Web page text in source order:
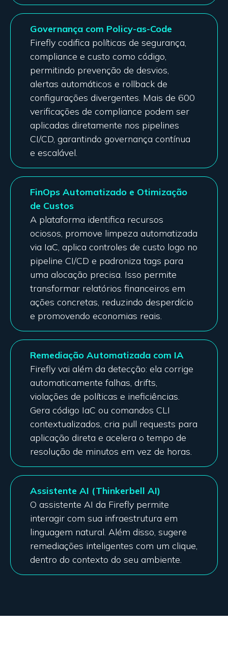
Governança com Policy-as-Code
Firefly codifica políticas de segurança,
compliance e custo como código,
permitindo prevenção de desvios,
alertas automáticos e rollback de
configurações divergentes. Mais de 600
verificações de compliance podem ser
aplicadas diretamente nos pipelines
CI/CD, garantindo governança contínua
e escalável.
FinOps Automatizado e Otimização
de Custos
A plataforma identifica recursos
ociosos, promove limpeza automatizada
via IaC, aplica controles de custo logo no
pipeline CI/CD e padroniza tags para
uma alocação precisa. Isso permite
transformar relatórios financeiros em
ações concretas, reduzindo desperdício
e promovendo economias reais.
Remediação Automatizada com IA
Firefly vai além da detecção: ela corrige
automaticamente falhas, drifts,
violações de políticas e ineficiências.
Gera código IaC ou comandos CLI
contextualizados, cria pull requests para
aplicação direta e acelera o tempo de
resolução de minutos em vez de horas.
Assistente AI (Thinkerbell AI)
O assistente AI da Firefly permite
interagir com sua infraestrutura em
linguagem natural. Além disso, sugere
remediações inteligentes com um clique,
dentro do contexto do seu ambiente.